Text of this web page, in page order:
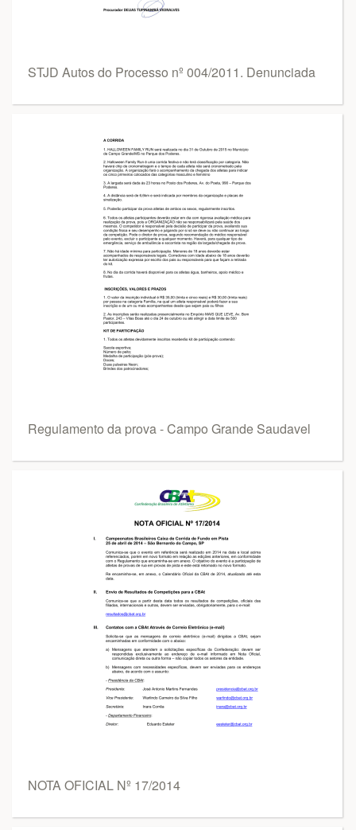
STJD Autos do Processo nº 004/2011. Denunciada
Regulamento da prova - Campo Grande Saudavel
NOTA OFICIAL Nº 17/2014